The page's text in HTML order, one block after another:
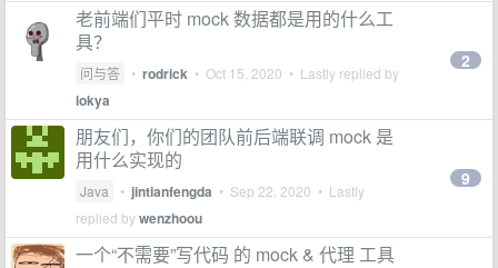
老前端们平时 mock 数据都是用的什么工
具？
问与答 • rodrick • Oct 15, 2020 • Lastly replied by
lokya
2
朋友们，你们的团队前后端联调 mock 是
用什么实现的
Java • jintianfengda • Sep 22, 2020 • Lastly
replied bywenzhoou
9
一个“不需要”写代码 的 mock & 代理 工具